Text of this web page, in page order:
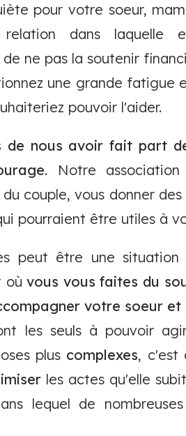
pour votre soeur,
dans
ne pas la soutenir
une grande
pouvoir l'aider.
de nous avoir fait part
. Notre
couple, vous donner
pourraient être utiles à
peut être une
oùvous vous faites du
votre soeur et
les seuls à pouvoir
plus complexes, c'est
les actes qu'elle
lequel de